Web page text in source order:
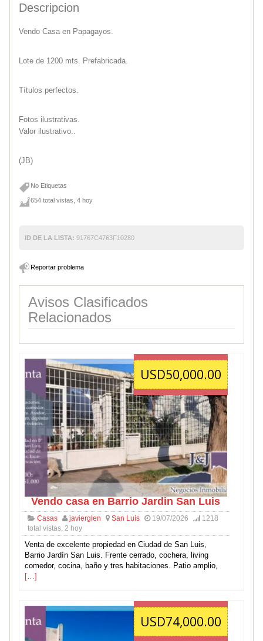
Descripcion
Vendo Casa en Papagayos.
Lote de 1200 mts. Prefabricada.
Títulos perfectos.
Fotos ilustrativas.
Valor ilustrativo..
(JB)
No Etiquetas
654 total vistas, 4 hoy
ID DE LA LISTA: 91767C4763F10280
Reportar problema
Avisos Clasificados
Relacionados
USD50,000.00
Vendo casa en Barrio Jardin San Luis
Casas javierglen San Luis 19/07/2026
1218
total vistas, 2 hoy
Venta de excelente propiedad en Ciudad de San Luis,
Barrio Jardín San Luis. Frente cerrado, cochera, living
comedor, cocina, baño y tres habitaciones. Patio amplio,
[…]
USD74,000.00